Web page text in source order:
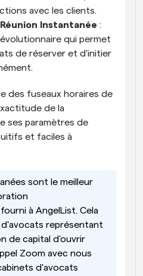
avec les clients.
Instantanée :
qui permet
de réserver et d'initier
des fuseaux horaires de
de la
ses paramètres de
et faciles à
sont le meilleur
à AngelList. Cela
représentant
de capital d'ouvrir
Zoom avec nous
d'avocats